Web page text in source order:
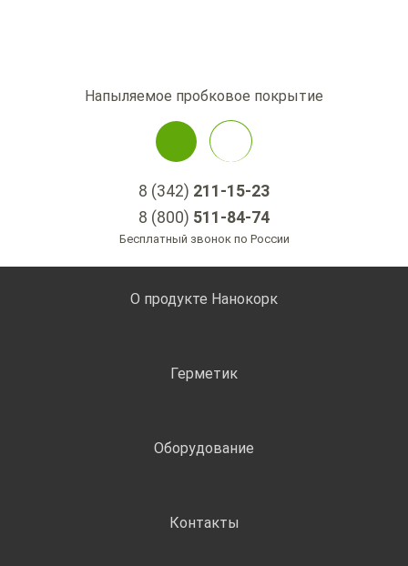
Напыляемое пробковое покрытие
8 (342) 211-15-23
8 (800) 511-84-74
Бесплатный звонок по России
О продукте Нанокорк
Герметик
Оборудование
Контакты